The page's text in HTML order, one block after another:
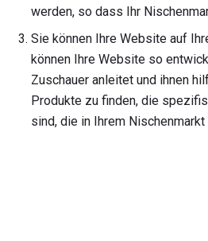
werden, so dass Ihr
Sie können Ihre Website auf
können Ihre Website so
Zuschauer anleitet und ihnen
Produkte zu finden, die
sind, die in Ihrem Nischenmarkt